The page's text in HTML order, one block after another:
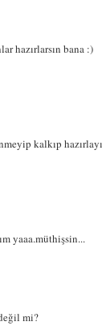
hazırlarsın bana :)
kalkıp
yaaa.müthişsin...
mi?